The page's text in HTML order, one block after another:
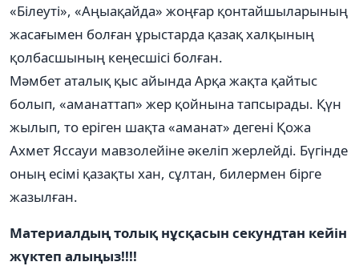
«Білеуті», «Аңыақайда» жоңғар қонтайшыларының
жасағымен болған ұрыстарда қазақ халқының
қолбасшының кеңесшісі болған.
Мәмбет аталық қыс айында Арқа жақта қайтыс
болып, «аманаттап» жер қойнына тапсырады. Қүн
жылып, то еріген шақта «аманат» дегені Қожа
Ахмет Яссауи мавзолейіне әкеліп жерлейді. Бүгінде
оның есімі қазақты хан, сұлтан, билермен бірге
жазылған.
Материалдың толық нұсқасын секундтан кейін
жүктеп алыңыз!!!!